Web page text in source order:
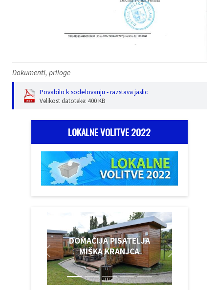
Dokumenti, priloge
Povabilo k sodelovanju - razstava jaslic
Velikost datoteke: 400 KB
LOKALNE VOLITVE 2022
DOMAČIJA PISATELJA
MIŠKA KRANJCA